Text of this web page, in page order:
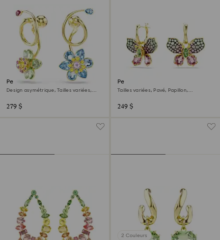
Pendants d'oreilles Idyllia
Design asymétrique, Tailles variées,
279 $
Pendants d'oreilles Idyllia
Tailles variées, Pavé, Papillon,
249 $
2 Couleurs